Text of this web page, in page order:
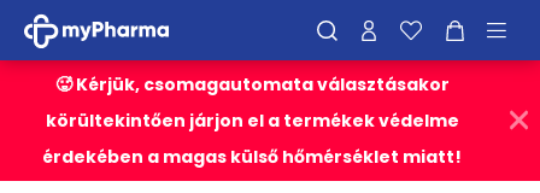
🥵 Kérjük, csomagautomata választásakor
körültekintően járjon el a termékek védelme
érdekében a magas külső hőmérséklet miatt!